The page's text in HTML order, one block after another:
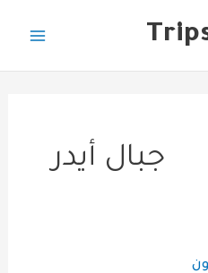
جبال أيدر